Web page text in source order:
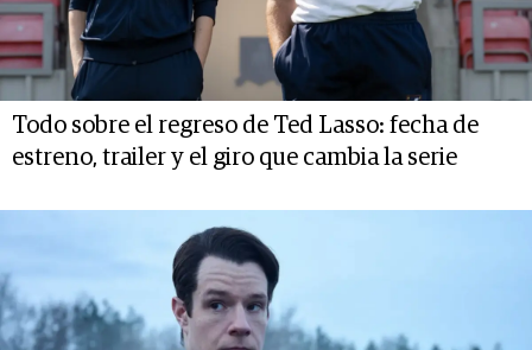
Todo sobre el regreso de Ted Lasso: fecha de
estreno, trailer y el giro que cambia la serie